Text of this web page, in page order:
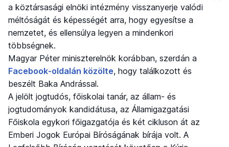
a köztársasági elnöki intézmény visszanyerje valódi
méltóságát és képességét arra, hogy egyesítse a
nemzetet, és ellensúlya legyen a mindenkori
többségnek.
Magyar Péter miniszterelnök korábban, szerdán a
Facebook-oldalán közölte, hogy találkozott és
beszélt Baka Andrással.
A jelölt jogtudós, főiskolai tanár, az állam- és
jogtudományok kandidátusa, az Államigazgatási
Főiskola egykori főigazgatója és két cikluson át az
Emberi Jogok Európai Bíróságának bírája volt. A